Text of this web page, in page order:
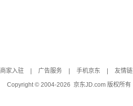
商家入驻 广告服务 手机京东 友情
Copyright © 2004-2026 京东JD.com 版权所有